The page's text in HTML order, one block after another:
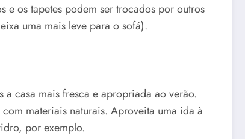
e os tapetes podem ser trocados por outros
uma mais leve para o sofá).
casa mais fresca e apropriada ao verão.
materiais naturais. Aproveita uma ida à
por exemplo.